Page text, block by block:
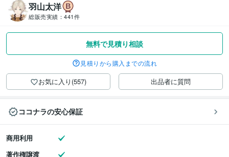
羽山太洋
総販売実績： 441件
無料で見積り相談
見積りから購入までの流れ
お気に入り(557) 出品者に質問
ココナラの安心保証
商用利用
著作権譲渡